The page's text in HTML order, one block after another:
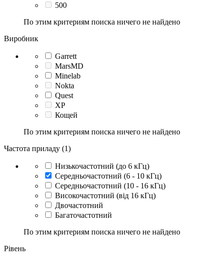
500
По этим критериям поиска ничего не найдено
Виробник
Garrett
MarsMD
Minelab
Nokta
Quest
XP
Кощей
По этим критериям поиска ничего не найдено
Частота приладу (1)
Низькочастотний (до 6 кГц)
Середньочастотний (6 - 10 кГц)
Середньочастотний (10 - 16 кГц)
Високочастотний (від 16 кГц)
Двочастотний
Багаточастотний
По этим критериям поиска ничего не найдено
Рівень